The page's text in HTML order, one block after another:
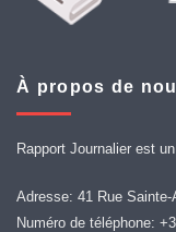
À propos de
Rapport Journalier est
Adresse: 41 Rue
Numéro de téléphone: